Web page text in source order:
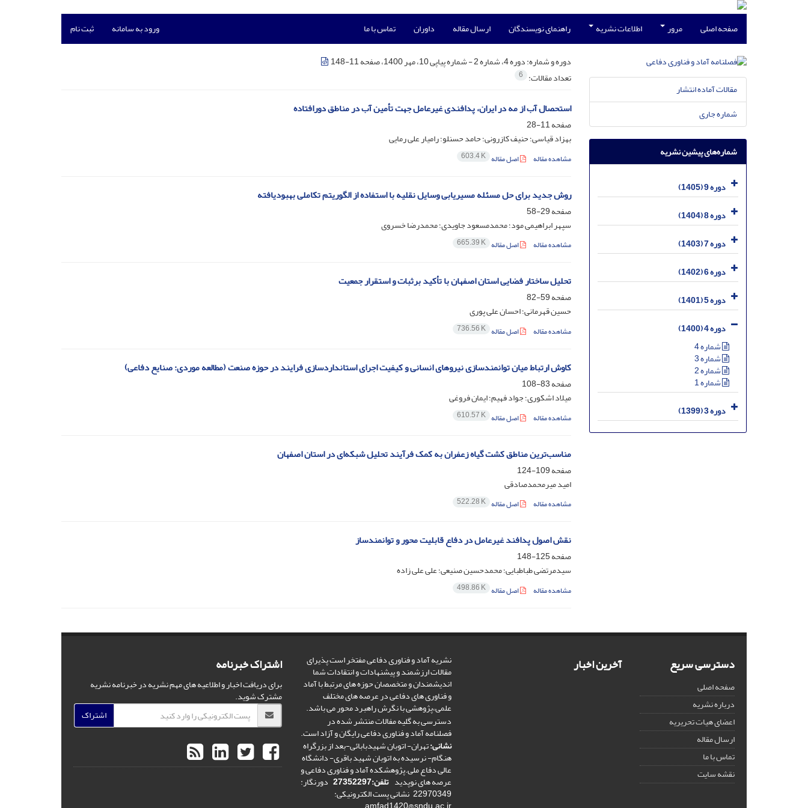
صفحه اصلی مرور اطلاعات نشریه راهنمای نویسندگان ارسال مقاله داوران تماس با ما ورود به سامانه ثبت نام
دوره و شماره:دوره 4، شماره 2 - شماره پیاپی 10، مهر 1400، صفحه 11-148
تعداد مقالات: 6
استحصال آب از مه در ایران، پدافندی غیرعامل جهت تأمین آب در مناطق دورافتاده
صفحه11-28
بهزاد قیاسی؛ حنیف کازرونی؛ حامد حسنلو؛ رامیار علی رمایی
مشاهده مقاله اصل مقاله 603.4 K
روش جدید برای حل مسئله مسیریابی وسایل نقلیه با استفاده از الگوریتم تکاملی بهبودیافته
صفحه29-58
سپهر ابراهیمی مود؛ محمدمسعود جاویدی؛ محمدرضا خسروی
مشاهده مقاله اصل مقاله 665.39 K
تحلیل ساختار فضایی استان اصفهان با تأکید برثبات و استقرار جمعیت
صفحه59-82
حسین قهرمانی؛ احسان علی پوری
مشاهده مقاله اصل مقاله 736.56 K
کاوش ارتباط میان توانمند‌سازی نیروهای انسانی و کیفیت اجرای استانداردسازی فرایند در حوزه صنعت (مطالعه موردی: صنایع دفاعی)
صفحه83-108
میلاد اشکوری؛ جواد فهیم؛ ایمان فروغی
مشاهده مقاله اصل مقاله 610.57 K
مناسب‌ترین مناطق کشت گیاه زعفران به کمک فرآیند تحلیل شبکه‌ای در استان اصفهان
صفحه109-124
امید میرمحمدصادقی
مشاهده مقاله اصل مقاله 522.28 K
نقش اصول پدافند غیرعامل در دفاع قابلیت محور و توانمندساز
صفحه125-148
سیدمرتضی طباطبایی؛ محمدحسین صنیعی؛ علی علی زاده
مشاهده مقاله اصل مقاله 498.86 K
مقالات آماده انتشار
شماره جاری
شماره‌های پیشین نشریه
دوره 9 (1405)
دوره 8 (1404)
دوره 7 (1403)
دوره 6 (1402)
دوره 5 (1401)
دوره 4 (1400)
شماره 4
شماره 3
شماره 2
شماره 1
دوره 3 (1399)
دسترسی سریع
صفحه اصلی
درباره نشریه
اعضای هیات تحریریه
ارسال مقاله
تماس با ما
نقشه سایت
آخرین اخبار نشریه آماد و فناوری دفاعی مفتخر است پذیرای
مقالات ارزشمند و پیشنهادات و انتقادات شما
اندیشمندان و متخصصان حوزه های مرتبط با آماد
و فناوری های دفاعی در عرصه های مختلف
علمی،پژوهشی با نگرش راهبرد محور می باشد.
دسترسی به گلیه مفالات منتشر شده در
فصلنامه آماد و فناوری دفاعی رایگان و آزاد است.
نشانی:تهران- اتوبان شهیدبابائی-بعد از بزرگراه
هنگام- نرسیده به اتوبان شهید باقری- دانشگاه
عالی دفاع ملی.پژوهشکده آماد و فناوری دفاعی و
عرصه های نوپدیدتلفن:27352297 دورنگار:
22970349 نشانی پست الکترونیکی:
اشتراک خبرنامه
برای دریافت اخبار و اطلاعیه های مهم نشریه در خبرنامه نشریه
مشترک شوید.
اشتراک